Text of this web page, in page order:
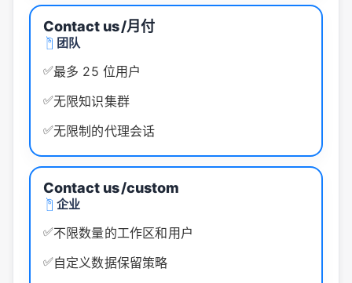
Contact us/月付
团队
✅最多 25 位用户
✅无限知识集群
✅无限制的代理会话
Contact us/custom
企业
✅不限数量的工作区和用户
✅自定义数据保留策略